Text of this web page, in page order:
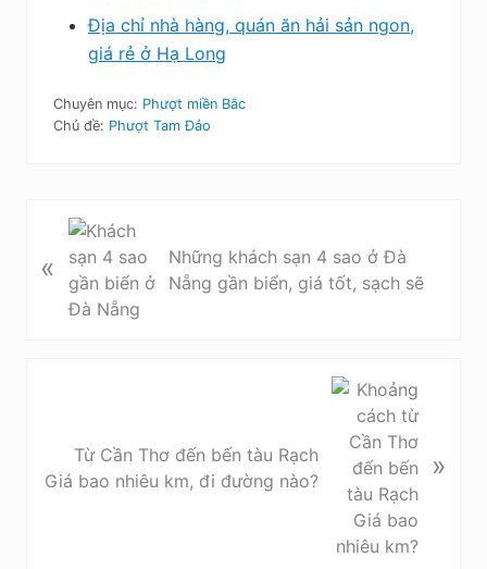
Địa chỉ nhà hàng, quán ăn hải sản ngon,
giá rẻ ở Hạ Long
Chuyên mục: Phượt miền Bắc
Chủ đề: Phượt Tam Đảo
i
ớ
«
Những khách sạn 4 sao ở Đà
Nẵng gần biển, giá tốt, sạch sẽ
i
Từ Cần Thơ đến bến tàu Rạch
Giá bao nhiêu km, đi đường nào?
»